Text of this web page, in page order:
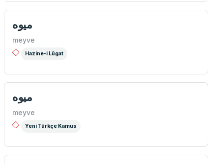
میوه
meyve
Hazine-i Lûgat
میوه
meyve
Yeni Türkçe Kamus